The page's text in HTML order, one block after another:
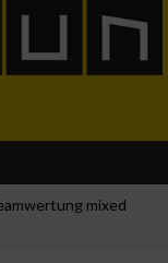
mixed